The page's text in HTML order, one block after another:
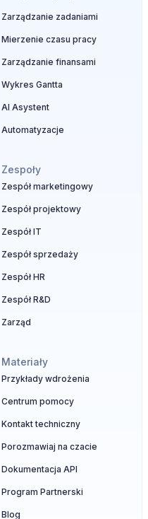
Zarządzanie zadaniami
Mierzenie czasu pracy
Zarządzanie finansami
Wykres Gantta
AI Asystent
Automatyzacje
Zespoły
Zespół marketingowy
Zespół projektowy
Zespół IT
Zespół sprzedaży
Zespół HR
Zespół R&D
Zarząd
Materiały
Przykłady wdrożenia
Centrum pomocy
Kontakt techniczny
Porozmawiaj na czacie
Dokumentacja API
Program Partnerski
Blog